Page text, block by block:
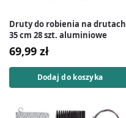
Druty do robienia na drutach
35 cm 28 szt. aluminiowe
69,99 zł
Dodaj do koszyka